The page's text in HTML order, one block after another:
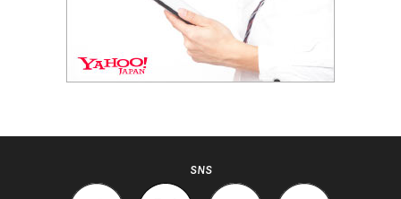
SNS